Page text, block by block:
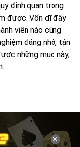
định quan trọng
được. Vốn dĩ đây
viên nào cũng
đáng nhớ, tận
những mục này,
✕